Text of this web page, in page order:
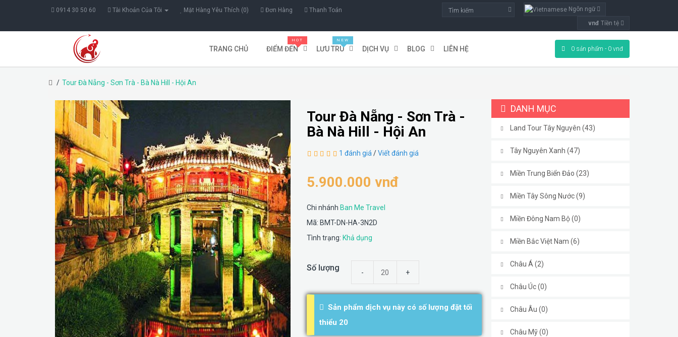
0914 30 50 60 Tài Khoản Của Tôi Mặt Hàng Yêu Thích (0) Đơn Hàng Thanh Toán
Ngôn ngữ
vnđ Tiền tệ
TRANG CHỦ
HOT
HOT
ĐIỂM ĐẾN
NEW
NEW
LƯU TRÚ DỊCH VỤ BLOG LIÊN HỆ 0 sản phẩm - 0 vnđ
Tour Đà Nẵng - Sơn Trà - Bà Nà Hill - Hội An
Tour Đà Nẵng - Sơn Trà -
Bà Nà Hill - Hội An
1 đánh giá/Viết đánh giá
5.900.000 vnđ
Chi nhánh Ban Me Travel
Mã: BMT-DN-HA-3N2D
Tình trạng: Khả dụng
Số lượng
Sản phẩm dịch vụ này có số lượng đặt tối
thiểu 20
DANH MỤC
Land Tour Tây Nguyên (43)
Tây Nguyên Xanh (47)
Miền Trung Biển Đảo (23)
Miền Tây Sông Nước (9)
Miền Đông Nam Bộ (0)
Miền Bắc Việt Nam (6)
Châu Á (2)
Châu Úc (0)
Châu Âu (0)
Châu Mỹ (0)